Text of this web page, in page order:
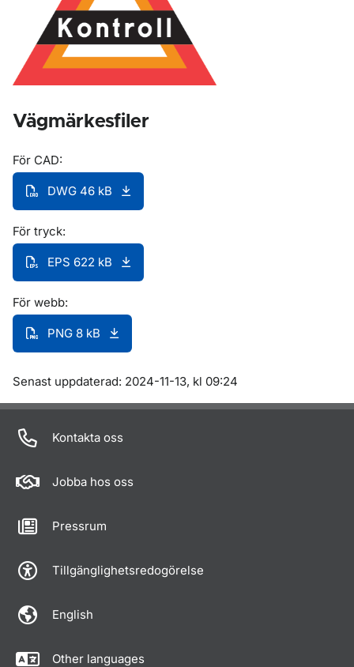
Vägmärkesfiler
För CAD:
DWG 46 kB
För tryck:
EPS 622 kB
För webb:
PNG 8 kB
Om sidan
Senast uppdaterad: 2024-11-13, kl 09:24
Kontakta oss
Jobba hos oss
Pressrum
Tillgänglighetsredogörelse
English
Other languages